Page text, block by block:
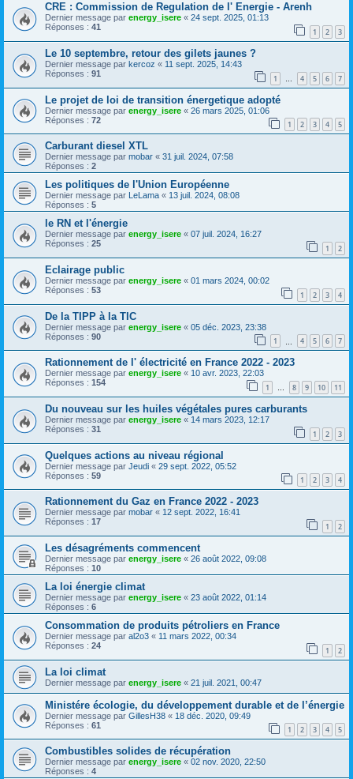
CRE : Commission de Regulation de l' Energie - Arenh
Dernier message par energy_isere « 24 sept. 2025, 01:13
Réponses : 41 1 2 3
Le 10 septembre, retour des gilets jaunes ?
Dernier message par kercoz « 11 sept. 2025, 14:43
Réponses : 91 1 … 4 5 6 7
Le projet de loi de transition énergetique adopté
Dernier message par energy_isere « 26 mars 2025, 01:06
Réponses : 72 1 2 3 4 5
Carburant diesel XTL
Dernier message par mobar « 31 juil. 2024, 07:58
Réponses : 2
Les politiques de l'Union Européenne
Dernier message par LeLama « 13 juil. 2024, 08:08
Réponses : 5
le RN et l'énergie
Dernier message par energy_isere « 07 juil. 2024, 16:27
Réponses : 25 1 2
Eclairage public
Dernier message par energy_isere « 01 mars 2024, 00:02
Réponses : 53 1 2 3 4
De la TIPP à la TIC
Dernier message par energy_isere « 05 déc. 2023, 23:38
Réponses : 90 1 4 5 6 7
Rationnement de l' électricité en France 2022 - 2023
Dernier message par energy_isere « 10 avr. 2023, 22:03
Réponses : 154 1 … 8 9 10 11
Du nouveau sur les huiles végétales pures carburants
Dernier message par energy_isere « 14 mars 2023, 12:17
Réponses : 31 1 2 3
Quelques actions au niveau régional
Dernier message par Jeudi « 29 sept. 2022, 05:52
Réponses : 59 1 2 3 4
Rationnement du Gaz en France 2022 - 2023
Dernier message par mobar « 12 sept. 2022, 16:41
Réponses : 17 1 2
Les désagréments commencent
Dernier message par energy_isere « 26 août 2022, 09:08
Réponses : 10
La loi énergie climat
Dernier message par energy_isere « 23 août 2022, 01:14
Réponses : 6
Consommation de produits pétroliers en France
Dernier message par al2o3 « 11 mars 2022, 00:34
Réponses : 24 1 2
La loi climat
Dernier message par energy_isere « 21 juil. 2021, 00:47
Ministére écologie, du développement durable et de l’énergie
Dernier message par GillesH38 « 18 déc. 2020, 09:49
Réponses : 61 1 2 3 4 5
Combustibles solides de récupération
Dernier message par energy_isere « 02 nov. 2020, 22:50
Réponses : 4